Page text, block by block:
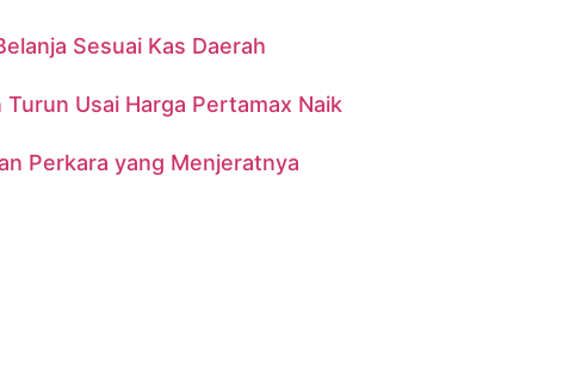
Sesuai Kas Daerah
Usai Harga Pertamax Naik
Perkara yang Menjeratnya